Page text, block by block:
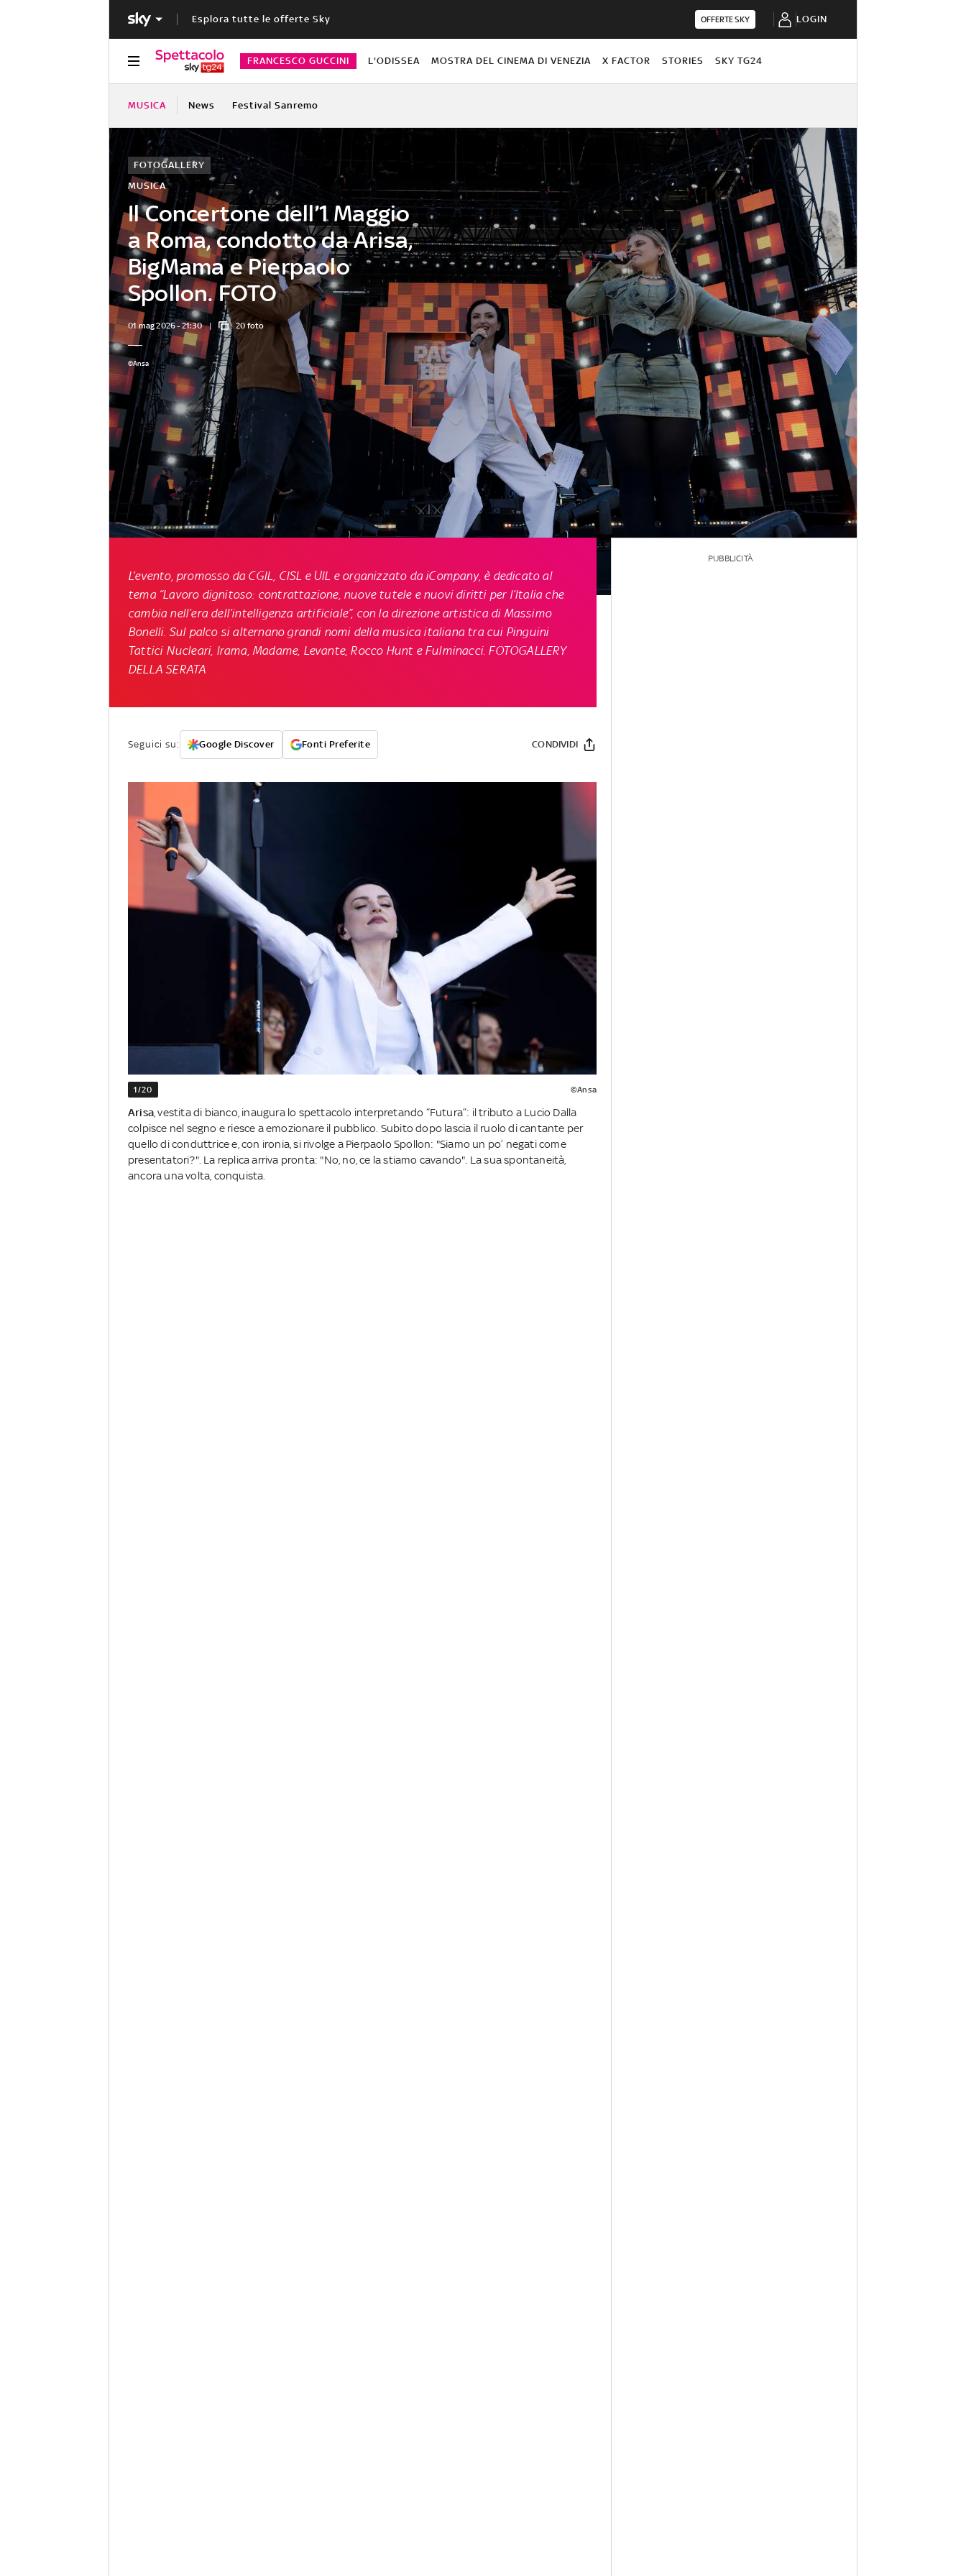
Esplora tutte le offerte Sky OFFERTE SKY LOGIN
FRANCESCO GUCCINI L'ODISSEA MOSTRA DEL CINEMA DI VENEZIA X FACTOR STORIES SKY TG24
MUSICA News Festival Sanremo
Il Concertone dell’1 Maggio
a Roma, condotto da Arisa,
BigMama e Pierpaolo
Spollon. FOTO
MUSICA
FOTOGALLERY
01 mag 2026 - 21:30 20 foto
©Ansa
L’evento, promosso da CGIL, CISL e UIL e organizzato da iCompany, è dedicato al
tema “Lavoro dignitoso: contrattazione, nuove tutele e nuovi diritti per l’Italia che
cambia nell’era dell’intelligenza artificiale”, con la direzione artistica di Massimo
Bonelli. Sul palco si alternano grandi nomi della musica italiana tra cui Pinguini
Tattici Nucleari, Irama, Madame, Levante, Rocco Hunt e Fulminacci. FOTOGALLERY
DELLA SERATA
Seguici su: Google Discover Fonti Preferite CONDIVIDI
1/20 ©Ansa
Arisa , vestita di bianco, inaugura lo spettacolo interpretando “Futura”: il tributo a Lucio Dalla
colpisce nel segno e riesce a emozionare il pubblico. Subito dopo lascia il ruolo di cantante per
quello di conduttrice e, con ironia, si rivolge a Pierpaolo Spollon: "Siamo un po’ negati come
presentatori?". La replica arriva pronta: "No, no, ce la stiamo cavando". La sua spontaneità,
ancora una volta, conquista.
PUBBLICITÀ